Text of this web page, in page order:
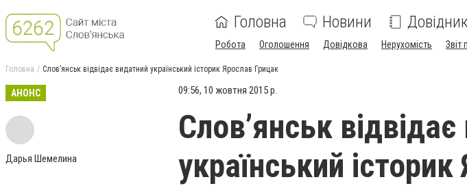
Головна Новини
Робота Оголошення Довідкова Нерухомість Звіт
Головна Слов’янськ відвідає видатний український історик Ярослав Грицак
АНОНС
Дарья Шемелина
09:56, 10 жовтня 2015 р.
Слов’янськ
український